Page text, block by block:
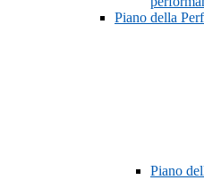
Piano della
Piano